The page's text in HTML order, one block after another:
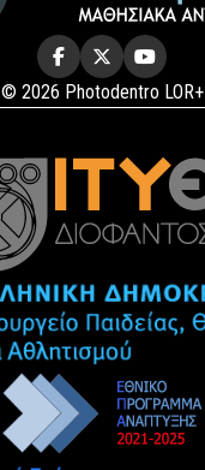
© 2026 Photodentro LOR+